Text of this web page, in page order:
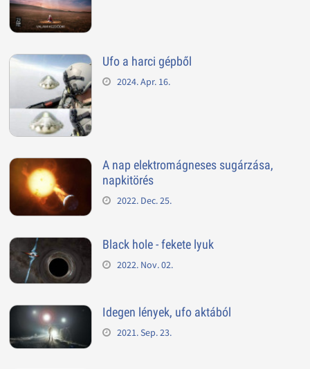
Ufo a harci gépből
2024. Apr. 16.
A nap elektromágneses sugárzása,
napkitörés
2022. Dec. 25.
Black hole - fekete lyuk
2022. Nov. 02.
Idegen lények, ufo aktából
2021. Sep. 23.